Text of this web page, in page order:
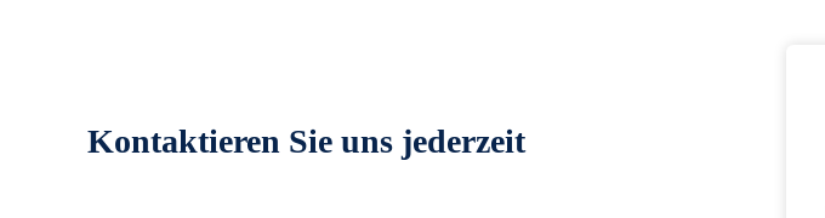
Kontaktieren Sie uns jederzeit